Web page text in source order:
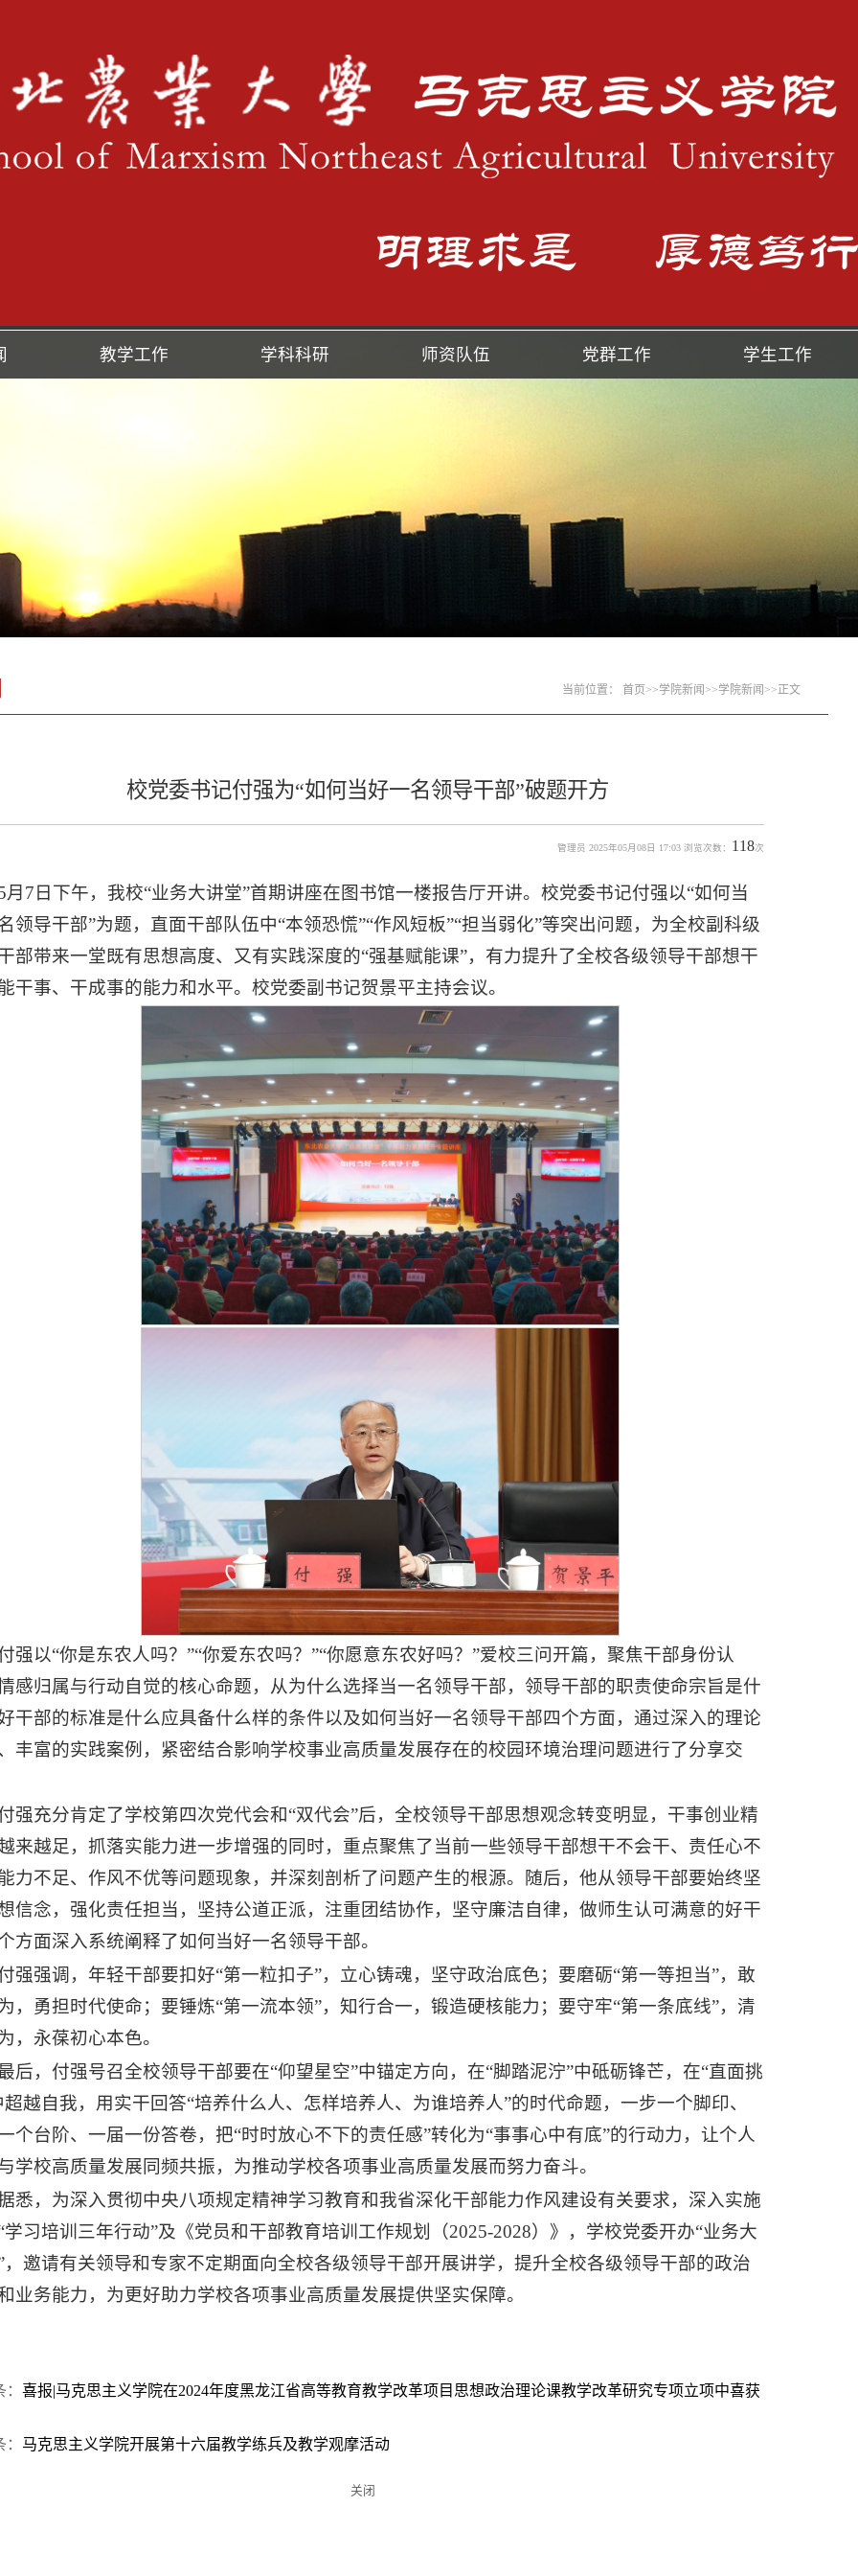
教学工作 学科科研 师资队伍 党群工作 学生工作
当前位置： 首页 >>学院新闻 >>学院新闻 >>正文
校党委书记付强为“如何当好一名领导干部”破题开方
管理员 2025年05月08日 17:03 浏览次数： 118次
月7日下午，我校“业务大讲堂”首期讲座在图书馆一楼报告厅开讲。校党委书记付强以“如何当
领导干部”为题，直面干部队伍中“本领恐慌”“作风短板”“担当弱化”等突出问题，为全校副科级
部带来一堂既有思想高度、又有实践深度的“强基赋能课”，有力提升了全校各级领导干部想干
干事、干成事的能力和水平。校党委副书记贺景平主持会议。
强以“你是东农人吗？”“你爱东农吗？”“你愿意东农好吗？”爱校三问开篇，聚焦干部身份认
感归属与行动自觉的核心命题，从为什么选择当一名领导干部，领导干部的职责使命宗旨是什
干部的标准是什么应具备什么样的条件以及如何当好一名领导干部四个方面，通过深入的理论
丰富的实践案例，紧密结合影响学校事业高质量发展存在的校园环境治理问题进行了分享交
强充分肯定了学校第四次党代会和“双代会”后，全校领导干部思想观念转变明显，干事创业精
来越足，抓落实能力进一步增强的同时，重点聚焦了当前一些领导干部想干不会干、责任心不
力不足、作风不优等问题现象，并深刻剖析了问题产生的根源。随后，他从领导干部要始终坚
信念，强化责任担当，坚持公道正派，注重团结协作，坚守廉洁自律，做师生认可满意的好干
方面深入系统阐释了如何当好一名领导干部。
强强调，年轻干部要扣好“第一粒扣子”，立心铸魂，坚守政治底色；要磨砺“第一等担当”，敢
，勇担时代使命；要锤炼“第一流本领”，知行合一，锻造硬核能力；要守牢“第一条底线”，清
，永葆初心本色。
后，付强号召全校领导干部要在“仰望星空”中锚定方向，在“脚踏泥泞”中砥砺锋芒，在“直面挑
超越自我，用实干回答“培养什么人、怎样培养人、为谁培养人”的时代命题，一步一个脚印、
个台阶、一届一份答卷，把“时时放心不下的责任感”转化为“事事心中有底”的行动力，让个人
学校高质量发展同频共振，为推动学校各项事业高质量发展而努力奋斗。
悉，为深入贯彻中央八项规定精神学习教育和我省深化干部能力作风建设有关要求，深入实施
学习培训三年行动”及《党员和干部教育培训工作规划（2025-2028）》，学校党委开办“业务大
，邀请有关领导和专家不定期面向全校各级领导干部开展讲学，提升全校各级领导干部的政治
业务能力，为更好助力学校各项事业高质量发展提供坚实保障。
：喜报|马克思主义学院在2024年度黑龙江省高等教育教学改革项目思想政治理论课教学改革研究专项立项中喜获
马克思主义学院开展第十六届教学练兵及教学观摩活动
关闭